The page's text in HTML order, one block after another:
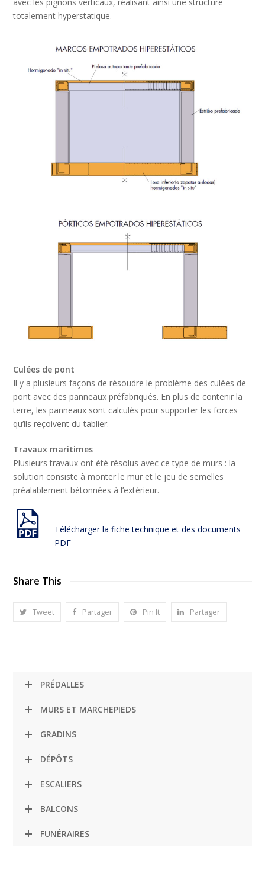
totalement hyperstatique.
Culées de pont
Il y a plusieurs façons de résoudre le problème des culées de
pont avec des panneaux préfabriqués. En plus de contenir la
terre, les panneaux sont calculés pour supporter les forces
qu’ils reçoivent du tablier.
Travaux maritimes
Plusieurs travaux ont été résolus avec ce type de murs : la
solution consiste à monter le mur et le jeu de semelles
préalablement bétonnées à l’extérieur.
Télécharger la fiche technique et des documents
PDF
Share This
Tweet Partager Pin It Partager
PRÉDALLES
MURS ET MARCHEPIEDS
GRADINS
DÉPÔTS
ESCALIERS
BALCONS
FUNÉRAIRES